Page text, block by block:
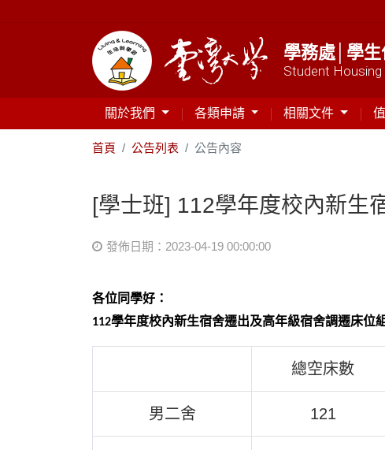
學務處│學生
Student Housing
關於我們 各類申請 相關文件
首頁 公告列表 公告內容
[學士班] 112學年度校內新生
發佈日期：2023-04-19 00:00:00
各位同學好 ：
112學年度校內新生宿舍遷出及高年級宿舍調遷床位
總空床數
男二舍 121